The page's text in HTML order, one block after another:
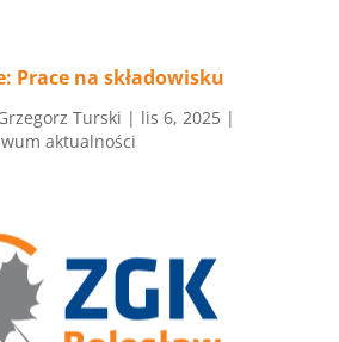
Prace na składowisku
Turski | lis 6, 2025|
aktualności